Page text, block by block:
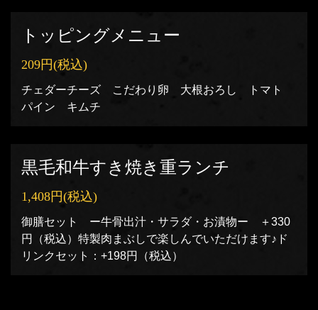
トッピングメニュー
209円(税込)
チェダーチーズ こだわり卵 大根おろし トマト
パイン キムチ
黒毛和牛すき焼き重ランチ
1,408円(税込)
御膳セット ー牛骨出汁・サラダ・お漬物ー ＋330
円（税込）特製肉まぶしで楽しんでいただけます♪ド
リンクセット：+198円（税込）
東京都千代田区飯田橋４-７-８第2山商ビルIタワー1階
https://akr6334052862.owst.jp/lunches
閉じる